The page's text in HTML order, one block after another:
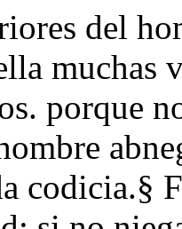
del
muchas
porque
codicia.§